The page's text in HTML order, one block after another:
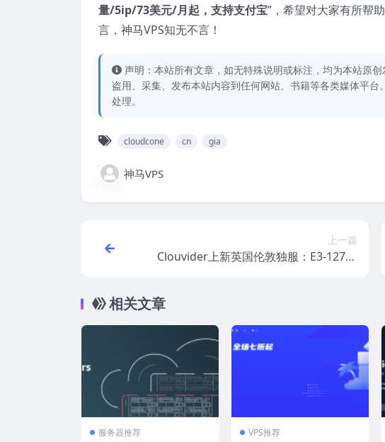
量/5ip/73美元/月起，支持支付宝”，希望对大家有所帮
言，神马VPS知无不言！
声明：本站所有文章，如无特殊说明或标注，均为本站原
盗用、采集、发布本站内容到任何网站、书籍等各类媒体平
处理。
cloudcone cn gia
神马VPS
上一篇
Clouvider上新英国伦敦独服：E3-1270v
相关文章
服务器推荐 VPS推荐